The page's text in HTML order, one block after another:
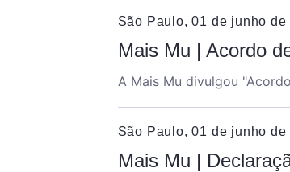
São Paulo, 01 de junho de
Mais Mu | Acordo
A Mais Mu divulgou "
São Paulo, 01 de junho de
Mais Mu |